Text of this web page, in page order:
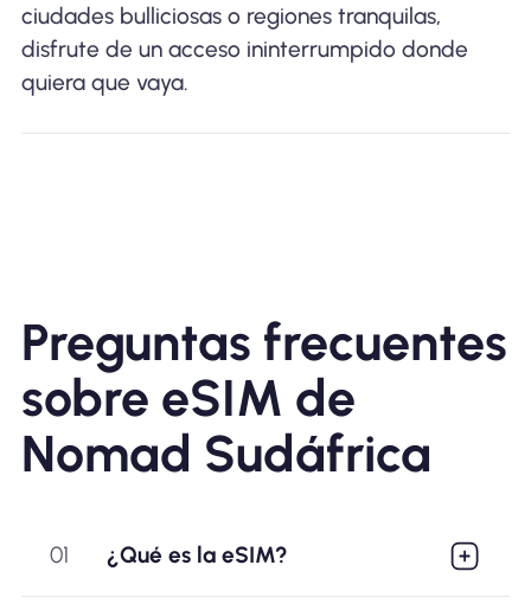
ciudades bulliciosas o regiones tranquilas,
disfrute de un acceso ininterrumpido donde
quiera que vaya.
Preguntas frecuentes
sobre eSIM de
Nomad Sudáfrica
01 ¿Qué es la eSIM?